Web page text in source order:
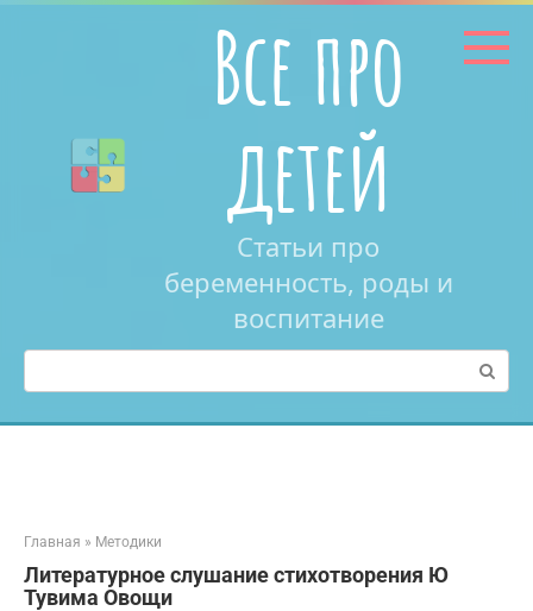
Перейти
Все про
детей
Статьи про
беременность, роды и
воспитание
Поиск:
Главная » Методики
Литературное слушание стихотворения Ю
Тувима Овощи